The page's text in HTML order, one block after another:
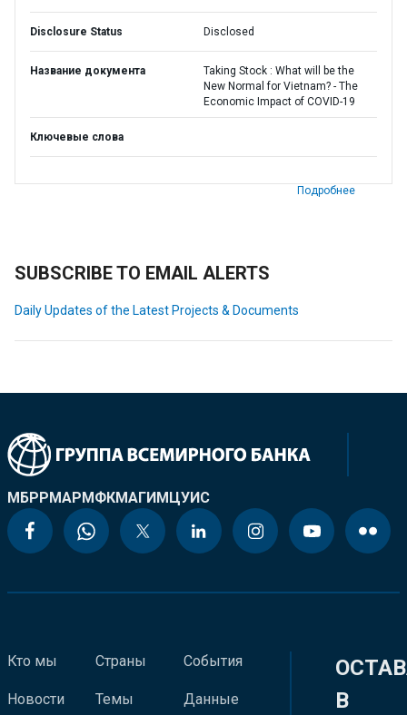
Disclosure Status Disclosed
Название документа
Taking Stock : What will be the
New Normal for Vietnam? - The
Economic Impact of COVID-19
Ключевые слова
Подробнее
SUBSCRIBE TO EMAIL ALERTS
Daily Updates of the Latest Projects & Documents
МБРРМАРМФКМАГИМЦУИС
Кто мы
Новости
Страны
Темы
События
Данные
В